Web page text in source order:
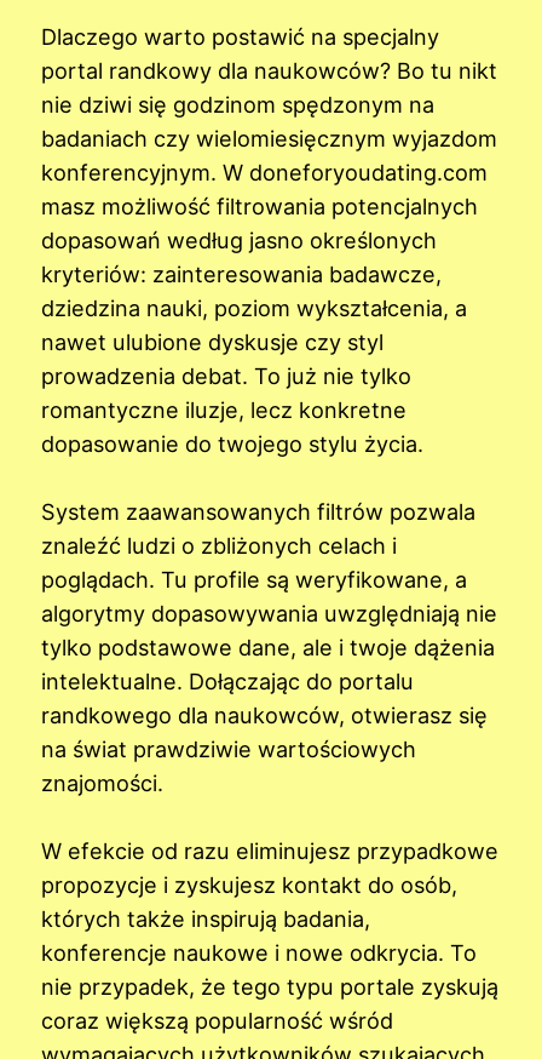
Dlaczego warto postawić na specjalny
portal randkowy dla naukowców? Bo tu nikt
nie dziwi się godzinom spędzonym na
badaniach czy wielomiesięcznym wyjazdom
konferencyjnym. W doneforyoudating.com
masz możliwość filtrowania potencjalnych
dopasowań według jasno określonych
kryteriów: zainteresowania badawcze,
dziedzina nauki, poziom wykształcenia, a
nawet ulubione dyskusje czy styl
prowadzenia debat. To już nie tylko
romantyczne iluzje, lecz konkretne
dopasowanie do twojego stylu życia.
System zaawansowanych filtrów pozwala
znaleźć ludzi o zbliżonych celach i
poglądach. Tu profile są weryfikowane, a
algorytmy dopasowywania uwzględniają nie
tylko podstawowe dane, ale i twoje dążenia
intelektualne. Dołączając do portalu
randkowego dla naukowców, otwierasz się
na świat prawdziwie wartościowych
znajomości.
W efekcie od razu eliminujesz przypadkowe
propozycje i zyskujesz kontakt do osób,
których także inspirują badania,
konferencje naukowe i nowe odkrycia. To
nie przypadek, że tego typu portale zyskują
coraz większą popularność wśród